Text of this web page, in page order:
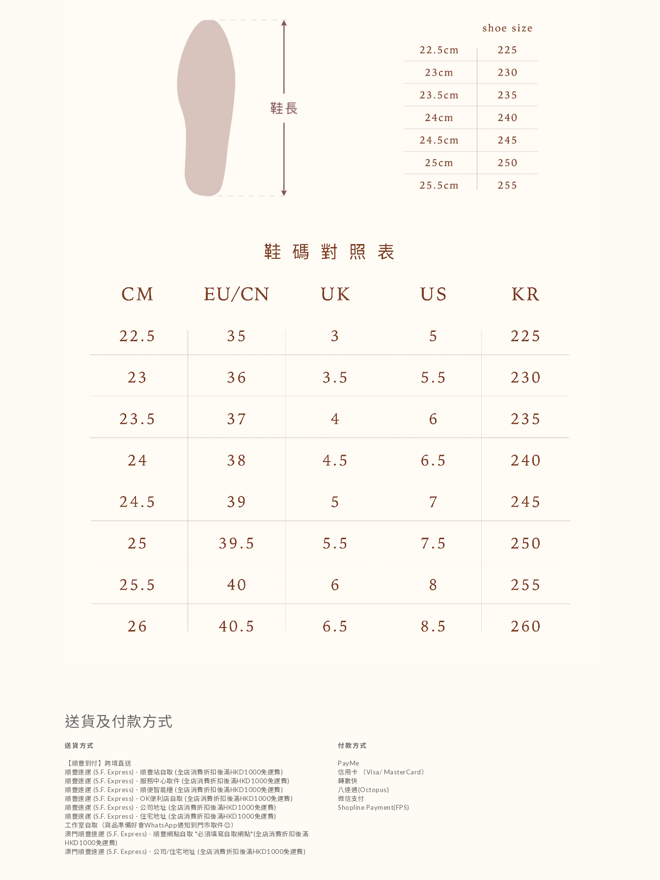
送貨及付款方式
送貨方式
【順豐到付】跨境直送
順豐速運 (S.F. Express) - 順豐站自取 (全店消費折扣後滿HKD1000免運費)
順豐速運 (S.F. Express) - 服務中心取件 (全店消費折扣後滿HKD1000免運費)
順豐速運 (S.F. Express) - 順便智能櫃 (全店消費折扣後滿HKD1000免運費)
順豐速運 (S.F. Express) - OK便利店自取 (全店消費折扣後滿HKD1000免運費)
順豐速運 (S.F. Express) - 公司地址 (全店消費折扣後滿HKD1000免運費)
順豐速運 (S.F. Express) - 住宅地址 (全店消費折扣後滿HKD1000免運費)
工作室自取（貨品準備好會WhatsApp通知到門市取件😊）
澳門順豐速運 (S.F. Express) - 順豐網點自取 *必須填寫自取網點*(全店消費折扣後滿
HKD1000免運費)
澳門順豐速運 (S.F. Express) - 公司/住宅地址 (全店消費折扣後滿HKD1000免運費)
付款方式
PayMe
信用卡 （Visa/ MasterCard）
轉數快
八達通(Octopus)
微信支付
Shopline Payment(FPS)